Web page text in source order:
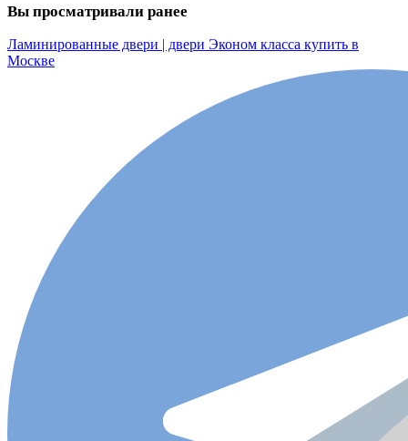
Вы просматривали ранее
Ламинированные двери | двери Эконом класса купить в
Москве